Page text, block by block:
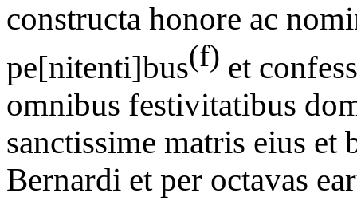
constructa honore ac
pe[nitenti]bus(f) et
omnibus festivitatibus
sanctissime matris eius
Bernardi et per octavas